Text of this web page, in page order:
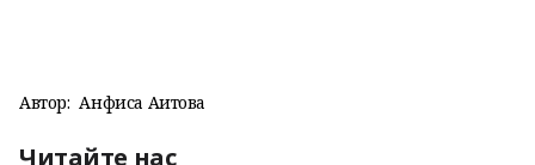
Автор: Анфиса Аитова
Читайте нас